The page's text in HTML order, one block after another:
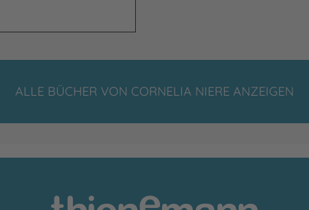
ALLE BÜCHER VON CORNELIA NIERE ANZEIGEN